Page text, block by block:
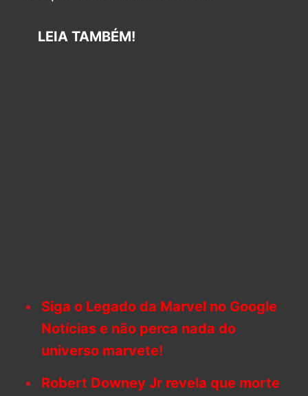
LEIA TAMBÉM!
Siga o Legado da Marvel no Google
Notícias e não perca nada do
universo marvete!
Robert Downey Jr revela que morte